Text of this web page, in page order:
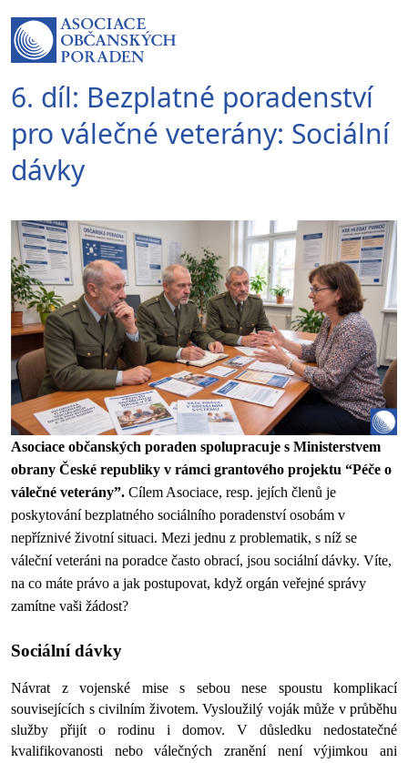
6. díl: Bezplatné poradenství
pro válečné veterány: Sociální
dávky
Asociace občanských poraden spolupracuje s Ministerstvem
obrany České republiky v rámci grantového projektu “Péče o
válečné veterány”. Cílem Asociace, resp. jejích členů je
poskytování bezplatného sociálního poradenství osobám v
nepříznivé životní situaci. Mezi jednu z problematik, s níž se
váleční veteráni na poradce často obrací, jsou sociální dávky. Víte,
na co máte právo a jak postupovat, když orgán veřejné správy
zamítne vaši žádost?
Sociální dávky
Návrat z vojenské mise s sebou nese spoustu komplikací
souvisejících s civilním životem. Vysloužilý voják může v průběhu
služby přijít o rodinu i domov. V důsledku nedostatečné
kvalifikovanosti nebo válečných zranění není výjimkou ani